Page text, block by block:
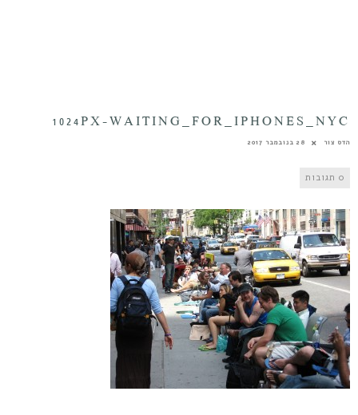
1024PX-WAITING_FOR_IPHONES_NYC
הדס צור 28 בנובמבר 2017
0 תגובות